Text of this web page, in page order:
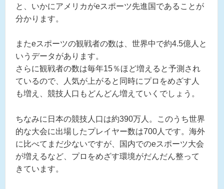
と、いかにアメリカがeスポーツ先進国であることが
分かります。
またeスポーツの観戦者の数は、世界中で約4.5億人と
いうデータがあります。
さらに観戦者の数は毎年15％ほど増えると予測され
ているので、人気が上がると同時にプロをめざす人
も増え、競技人口もどんどん増えていくでしょう。
ちなみに日本の競技人口は約390万人。このうち世界
的な大会に出場したプレイヤー数は700人です。海外
に比べてまだ少ないですが、国内でのeスポーツ大会
が増えるなど、プロをめざす環境がだんだん整って
きています。